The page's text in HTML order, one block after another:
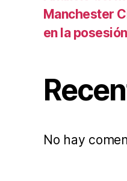
Manchester
en la
No hay